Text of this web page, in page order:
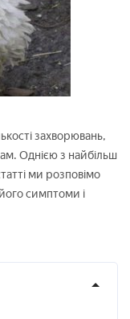
захворювань,
Однією з найбільш
ми розповімо
симптоми і